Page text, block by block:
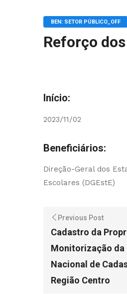
BEN: SETOR PÚBLICO_OFF
Reforço
Início:
2023/11/02
Beneficiários:
Direção-Geral dos
Escolares (DGEstE)
Previous Post
Cadastro da
Monitorização da
Nacional de
Região Centro